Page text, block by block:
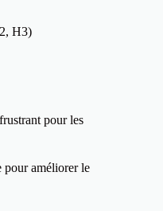
H3)
pour les
pour améliorer le